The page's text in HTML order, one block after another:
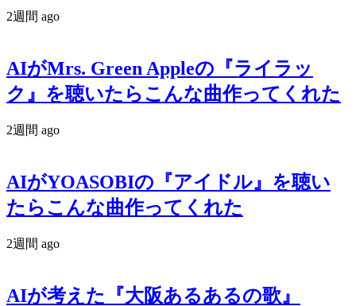
2週間 ago
AIがMrs. Green Appleの『ライラッ
ク』を聴いたらこんな曲作ってくれた
2週間 ago
AIがYOASOBIの『アイドル』を聴い
たらこんな曲作ってくれた
2週間 ago
AIが考えた『大阪あるあるの歌』